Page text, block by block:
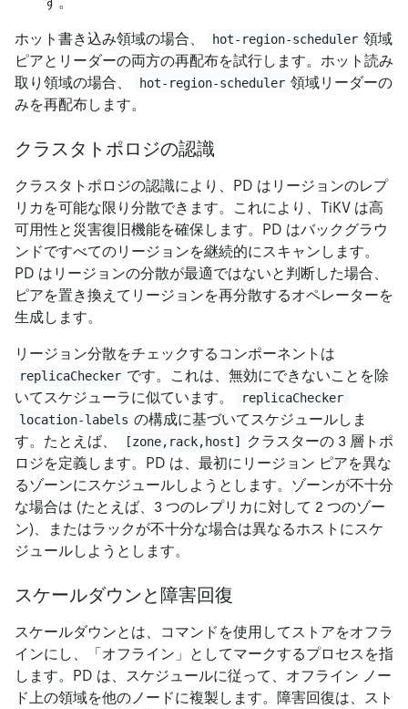
ホット書き込み領域の場合、 hot-region-scheduler 領域
ピアとリーダーの両方の再配布を試行します。ホット読み
取り領域の場合、
hot-region-scheduler 領域リーダーの
みを再配布します。
クラスタトポロジの認識
クラスタトポロジの認識により、PD はリージョンのレプ
リカを可能な限り分散できます。これにより、TiKV は高
可用性と災害復旧機能を確保します。PD はバックグラウ
ンドですべてのリージョンを継続的にスキャンします。
PD はリージョンの分散が最適ではないと判断した場合、
ピアを置き換えてリージョンを再分散するオペレーターを
生成します。
リージョン分散をチェックするコンポーネントは
replicaChecker です。これは、無効にできないことを除
いてスケジューラに似ています。
replicaChecker
location-labels の構成に基づいてスケジュールしま
す。たとえば、
[zone,rack,host]
クラスターの 3 層トポ
ロジを定義します。PD は、最初にリージョン ピアを異な
るゾーンにスケジュールしようとします。ゾーンが不十分
な場合は (たとえば、3 つのレプリカに対して 2 つのゾー
ン)、またはラックが不十分な場合は異なるホストにスケ
ジュールしようとします。
スケールダウンと障害回復
スケールダウンとは、コマンドを使用してストアをオフラ
インにし、「オフライン」としてマークするプロセスを指
します。PD は、スケジュールに従って、オフライン ノー
ド上の領域を他のノードに複製します。障害回復は、スト